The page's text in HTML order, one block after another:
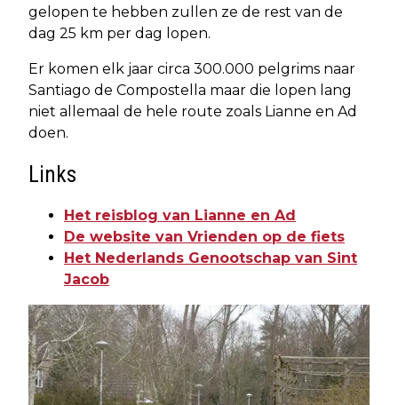
gelopen te hebben zullen ze de rest van de
dag 25 km per dag lopen.
Er komen elk jaar circa 300.000 pelgrims naar
Santiago de Compostella maar die lopen lang
niet allemaal de hele route zoals Lianne en Ad
doen.
Links
Het reisblog van Lianne en Ad
De website van Vrienden op de fiets
Het Nederlands Genootschap van Sint
Jacob